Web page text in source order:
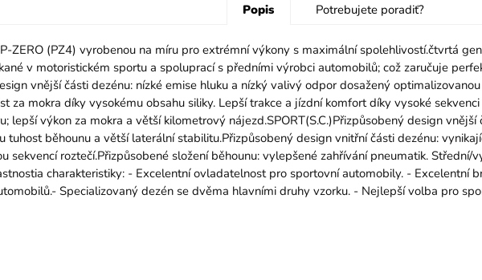
Popis Potrebujete poradiť?
ZERO (PZ4) vyrobenou na míru pro extrémní výkony s maximální spolehlivostí.čtvrtá
v motoristickém sportu a spoluprací s předními výrobci automobilů; což zaručuje
vnější části dezénu: nízké emise hluku a nízký valivý odpor dosažený
za mokra díky vysokému obsahu siliky. Lepší trakce a jízdní komfort díky vysoké
lepší výkon za mokra a větší kilometrový nájezd.SPORT(S.C.)Přizpůsobený design
tuhost běhounu a větší laterální stabilitu.Přizpůsobený design vnitřní části dezénu:
sekvencí roztečí.Přizpůsobené složení běhounu: vylepšené zahřívání pneumatik. Střední/
charakteristiky: - Excelentní ovladatelnost pro sportovní automobily. - Excelentní
Specializovaný dezén se dvěma hlavními druhy vzorku. - Nejlepší volba pro